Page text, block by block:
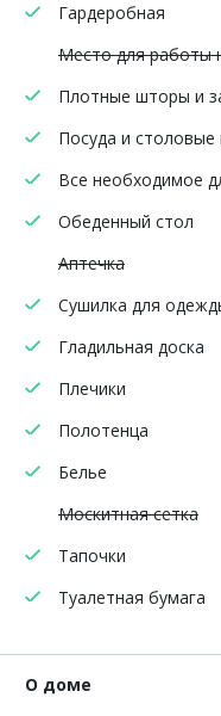
Гардеробная
Место для работы
Плотные шторы и
Посуда и
Все необходимое
Обеденный стол
Аптечка
Сушилка для
Гладильная доска
Плечики
Полотенца
Белье
Москитная сетка
Тапочки
Туалетная бумага
О доме